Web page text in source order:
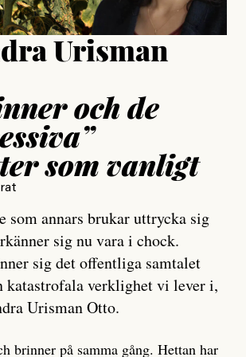
Urisman
och de
som vanligt
som annars brukar uttrycka sig
sig nu vara i chock.
sig det offentliga samtalet
katastrofala verklighet vi lever i,
Urisman Otto.
brinner på samma gång. Hettan har